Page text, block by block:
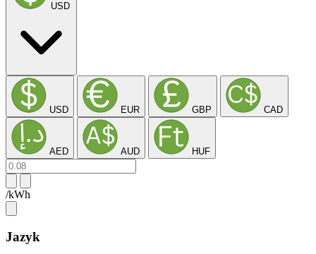
USD
USD EUR GBP CAD
AED AUD HUF
/kWh
Jazyk